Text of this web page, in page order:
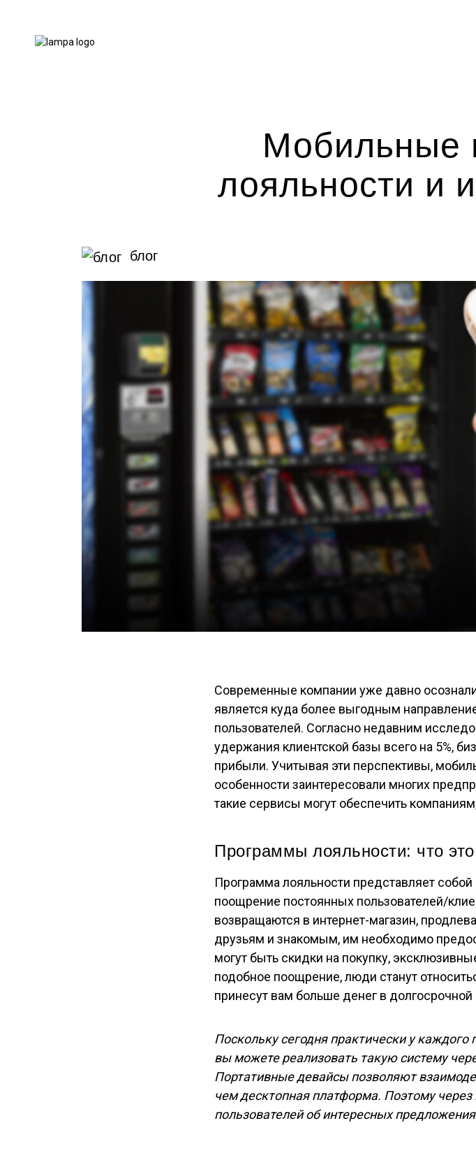
Мобильные
лояльности и
блог
Современные компании уже давно
является куда более выгодным
пользователей. Согласно недавним
удержания клиентской базы всего на 5%,
прибыли. Учитывая эти перспективы,
особенности заинтересовали многих
такие сервисы могут обеспечить
Программы лояльности: что
Программа лояльности представляет
поощрение постоянных пользователей/
возвращаются в интернет-магазин,
друзьям и знакомым, им необходимо
могут быть скидки на покупку,
подобное поощрение, люди станут
принесут вам больше денег в долгосрочной
Поскольку сегодня практически у каждого
вы можете реализовать такую систему
Портативные девайсы позволяют
чем десктопная платформа. Поэтому
пользователей об интересных